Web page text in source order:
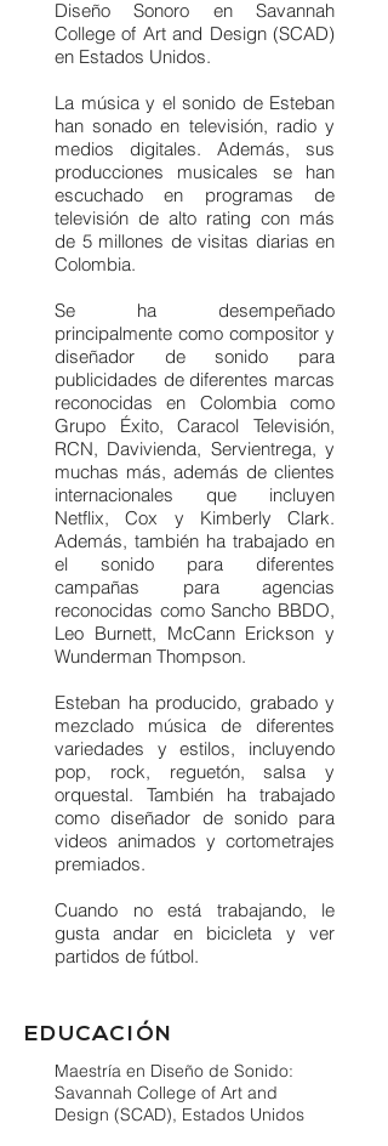
Diseño Sonoro en Savannah
College of Art and Design (SCAD)
en Estados Unidos.
La música y el sonido de Esteban
han sonado en televisión, radio y
medios digitales. Además, sus
producciones musicales se han
escuchado en programas de
televisión de alto rating con más
de 5 millones de visitas diarias en
Colombia.
Se ha desempeñado
principalmente como compositor y
diseñador de sonido para
publicidades de diferentes marcas
reconocidas en Colombia como
Grupo Éxito, Caracol Televisión,
RCN, Davivienda, Servientrega, y
muchas más, además de clientes
internacionales que incluyen
Netflix, Cox y Kimberly Clark.
Además, también ha trabajado en
el sonido para diferentes
campañas para agencias
reconocidas como Sancho BBDO,
Leo Burnett, McCann Erickson y
Wunderman Thompson.
Esteban ha producido, grabado y
mezclado música de diferentes
variedades y estilos, incluyendo
pop, rock, reguetón, salsa y
orquestal. También ha trabajado
como diseñador de sonido para
videos animados y cortometrajes
premiados.
Cuando no está trabajando, le
gusta andar en bicicleta y ver
partidos de fútbol.
EDUCACIÓN
Maestría en Diseño de Sonido:
Savannah College of Art and
Design (SCAD), Estados Unidos